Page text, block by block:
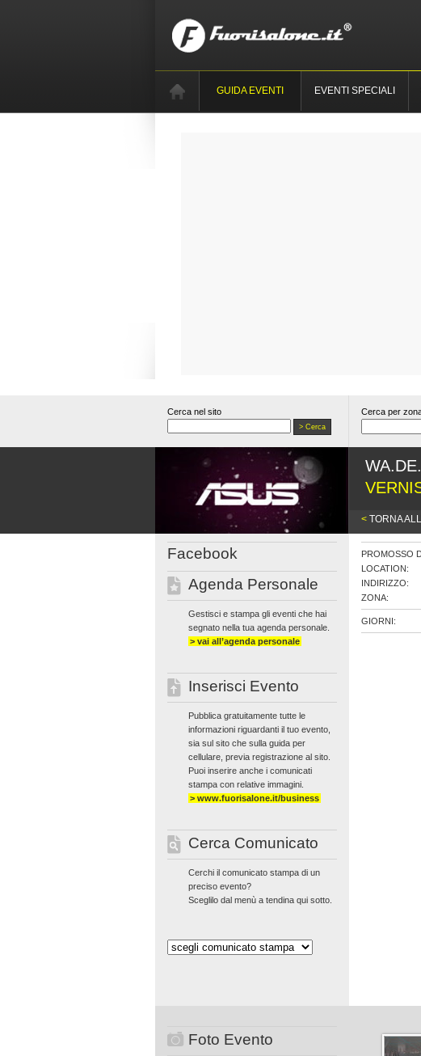
GUIDA EVENTI EVENTI SPECIALI
Cerca nel sito Cerca per
< TORNA
Facebook
Agenda Personale
Gestisci e stampa gli eventi che hai
segnato nella tua agenda personale.
> vai all’agenda personale
Inserisci Evento
Pubblica gratuitamente tutte le
informazioni riguardanti il tuo evento,
sia sul sito che sulla guida per
cellulare, previa registrazione al sito.
Puoi inserire anche i comunicati
stampa con relative immagini.
> www.fuorisalone.it/business
Cerca Comunicato
Cerchi il comunicato stampa di un
preciso evento?
Sceglilo dal menù a tendina qui sotto.
PROMOSSO
LOCATION:
INDIRIZZO:
ZONA:
GIORNI:
Foto Evento